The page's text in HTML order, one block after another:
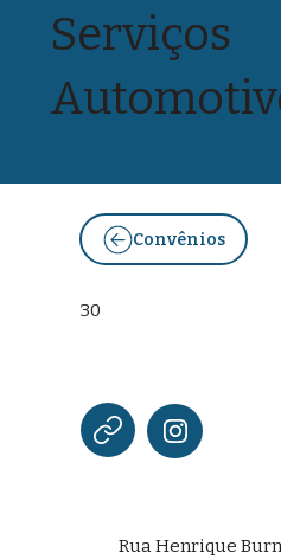
Serviços
Convênios
30
Rua Henrique